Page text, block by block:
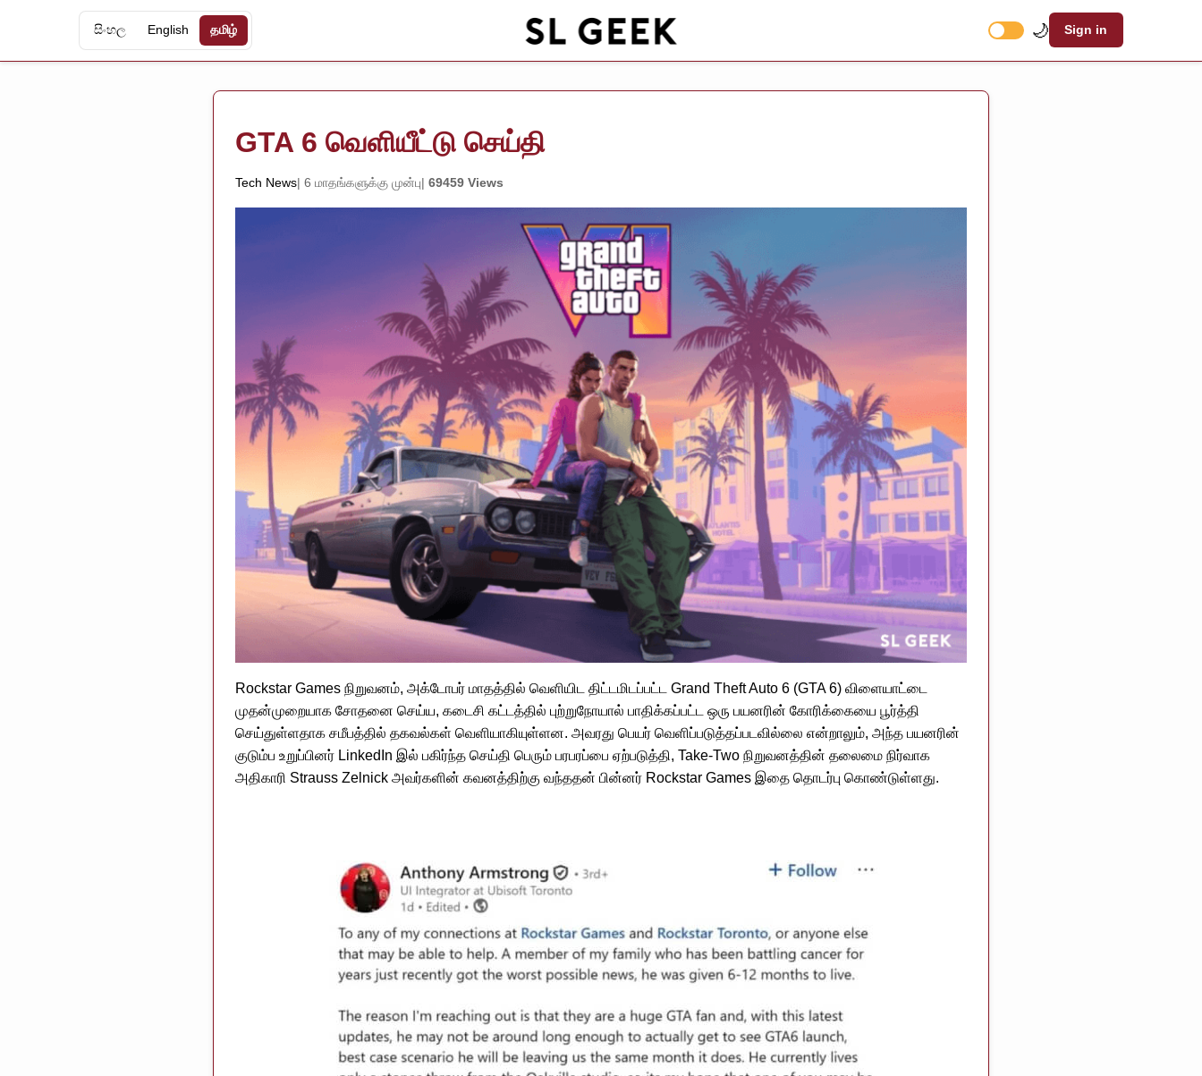
සිංහල English தமிழ் 🌙 Sign in
GTA 6 வெளியீட்டு செய்தி
Tech News 6 மாதங்களுக்கு முன்பு 69459 Views
Rockstar Games நிறுவனம், அக்டோபர் மாதத்தில் வெளியிட திட்டமிடப்பட்ட Grand Theft Auto 6 (GTA 6) விளையாட்டை
முதன்முறையாக சோதனை செய்ய, கடைசி கட்டத்தில் புற்றுநோயால் பாதிக்கப்பட்ட ஒரு பயனரின் கோரிக்கையை பூர்த்தி
செய்துள்ளதாக சமீபத்தில் தகவல்கள் வெளியாகியுள்ளன. அவரது பெயர் வெளிப்படுத்தப்படவில்லை என்றாலும், அந்த பயனரின்
குடும்ப உறுப்பினர் LinkedIn இல் பகிர்ந்த செய்தி பெரும் பரபரப்பை ஏற்படுத்தி, Take-Two நிறுவனத்தின் தலைமை நிர்வாக
அதிகாரி Strauss Zelnick அவர்களின் கவனத்திற்கு வந்ததன் பின்னர் Rockstar Games இதை தொடர்பு கொண்டுள்ளது.